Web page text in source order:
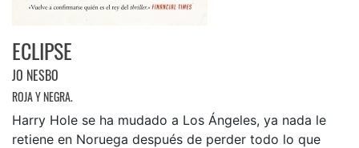
ECLIPSE
JO NESBO
ROJA Y NEGRA.
Harry Hole se ha mudado a Los Ángeles, ya nada le
retiene en Noruega después de perder todo lo que